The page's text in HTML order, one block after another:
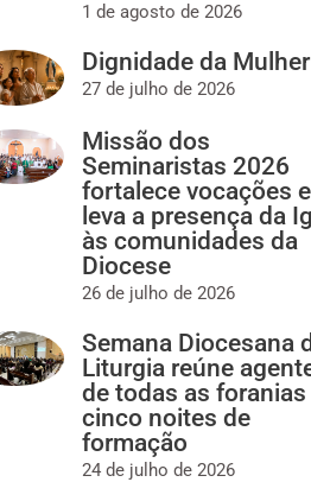
1 de agosto de 2026
Dignidade da Mulher
27 de julho de 2026
Missão dos
Seminaristas 2026
fortalece vocações e
leva a presença da
às comunidades da
Diocese
26 de julho de 2026
Semana Diocesana
Liturgia reúne
de todas as foranias
cinco noites de
formação
24 de julho de 2026